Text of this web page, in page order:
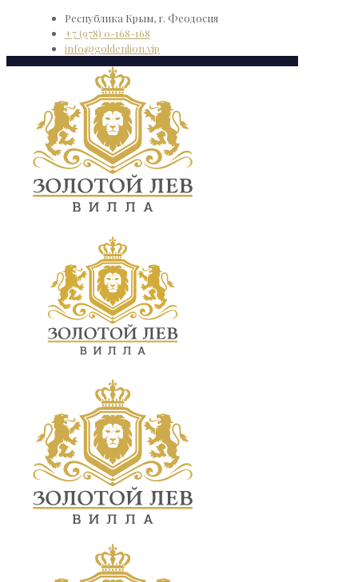
Республика Крым, г. Феодосия
+7 (978) 0-168-168
info@goldenlion.vip